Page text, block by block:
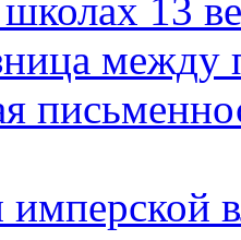
13
между
имперской